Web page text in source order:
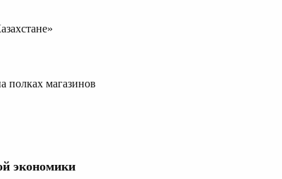
полках магазинов
экономики